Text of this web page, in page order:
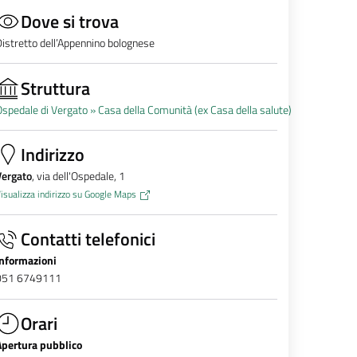
Dove si trova
dell’Appennino bolognese
Struttura
di Vergato »Casa della Comunità (ex Casa della salute)
Indirizzo
, via dell'Ospedale, 1
indirizzo su Google Maps
Contatti telefonici
6749111
Orari
pubblico